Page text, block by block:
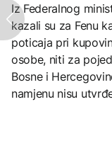
Iz Federalnog
kazali su za Fenu
poticaja pri
osobe, niti za
Bosne i
namjenu nisu